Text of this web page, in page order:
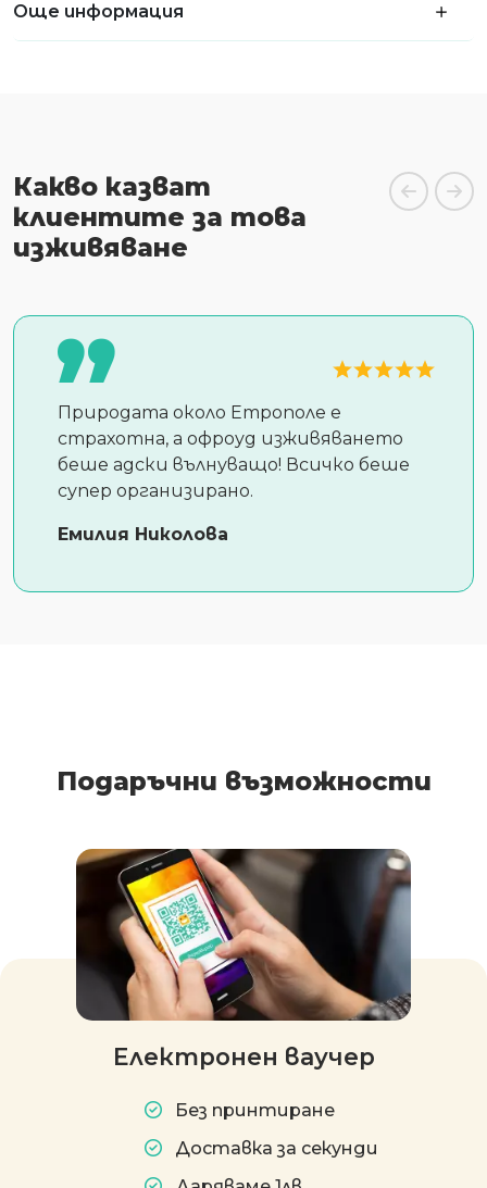
Още информация
Какво казват
клиентите за това
изживяване
Природата около Етрополе е
страхотна, а офроуд изживяването
беше адски вълнуващо! Всичко беше
супер организирано.
Емилия Николова
Подаръчни възможности
Електронен ваучер
Без принтиране
Доставка за секунди